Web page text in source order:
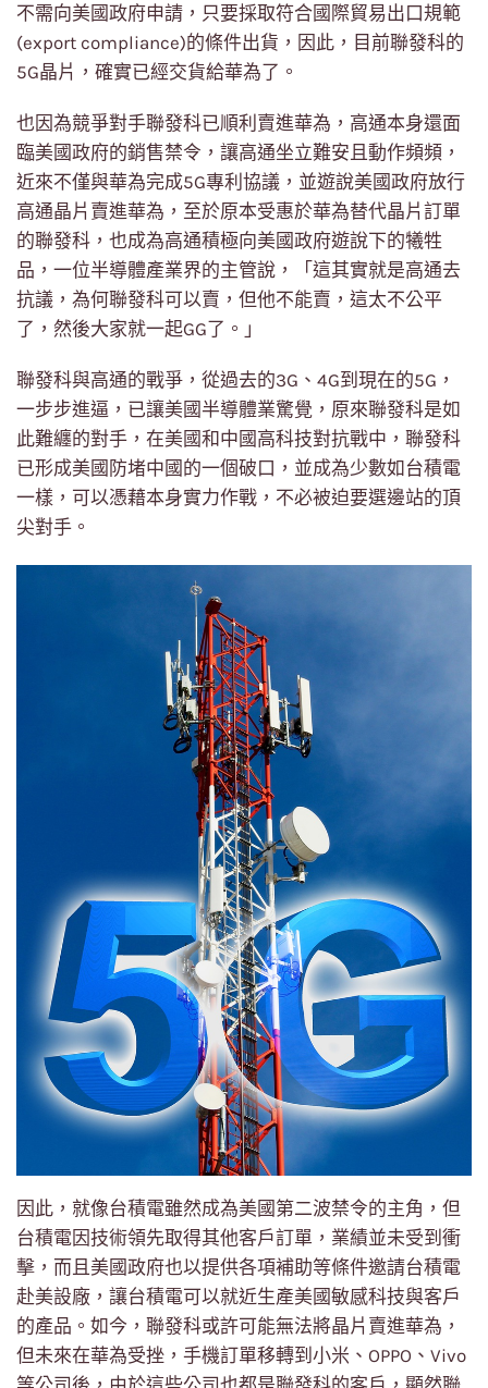
不需向美國政府申請，只要採取符合國際貿易出口規範
(export compliance)的條件出貨，因此，目前聯發科的
5G晶片，確實已經交貨給華為了。
也因為競爭對手聯發科已順利賣進華為，高通本身還面
臨美國政府的銷售禁令，讓高通坐立難安且動作頻頻，
近來不僅與華為完成5G專利協議，並遊說美國政府放行
高通晶片賣進華為，至於原本受惠於華為替代晶片訂單
的聯發科，也成為高通積極向美國政府遊說下的犧牲
品，一位半導體產業界的主管說，「這其實就是高通去
抗議，為何聯發科可以賣，但他不能賣，這太不公平
了，然後大家就一起GG了。」
聯發科與高通的戰爭，從過去的3G、4G到現在的5G，
一步步進逼，已讓美國半導體業驚覺，原來聯發科是如
此難纏的對手，在美國和中國高科技對抗戰中，聯發科
已形成美國防堵中國的一個破口，並成為少數如台積電
一樣，可以憑藉本身實力作戰，不必被迫要選邊站的頂
尖對手。
因此，就像台積電雖然成為美國第二波禁令的主角，但
台積電因技術領先取得其他客戶訂單，業績並未受到衝
擊，而且美國政府也以提供各項補助等條件邀請台積電
赴美設廠，讓台積電可以就近生產美國敏感科技與客戶
的產品。如今，聯發科或許可能無法將晶片賣進華為，
但未來在華為受挫，手機訂單移轉到小米、OPPO、Vivo